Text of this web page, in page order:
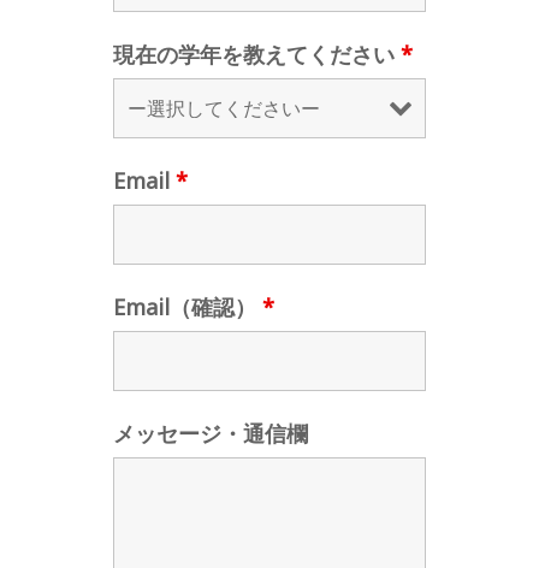
現在の学年を教えてください *
Email *
Email（確認） *
メッセージ・通信欄